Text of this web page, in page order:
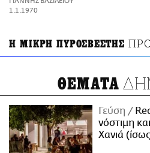
ΑΜΠΑ
1.1.1970
Η ΜΙΚΡΗ ΠΥΡΟΣΒΕΣΤΗΣ
ΘΕΜΑΤΑ
Γεύση
νόστιμη
Χανιά